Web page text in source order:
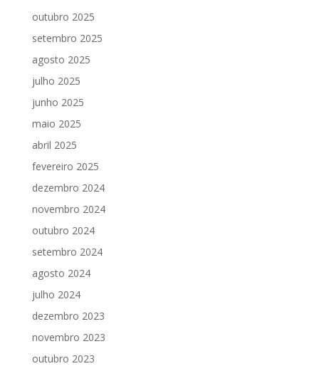
outubro 2025
setembro 2025
agosto 2025
julho 2025
junho 2025
maio 2025
abril 2025
fevereiro 2025
dezembro 2024
novembro 2024
outubro 2024
setembro 2024
agosto 2024
julho 2024
dezembro 2023
novembro 2023
outubro 2023